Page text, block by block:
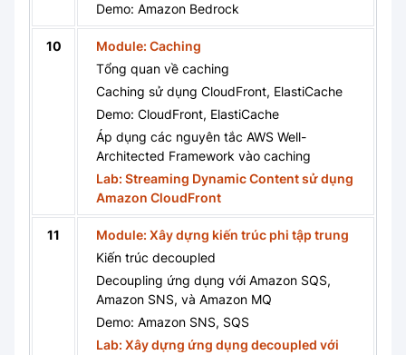
Demo: Amazon Bedrock
10
Module: Caching
Tổng quan về caching
Caching sử dụng CloudFront, ElastiCache
Demo: CloudFront, ElastiCache
Áp dụng các nguyên tắc AWS Well-
Architected Framework vào caching
Lab: Streaming Dynamic Content sử dụng
Amazon CloudFront
11
Module: Xây dựng kiến trúc phi tập trung
Kiến trúc decoupled
Decoupling ứng dụng với Amazon SQS,
Amazon SNS, và Amazon MQ
Demo: Amazon SNS, SQS
Lab: Xây dựng ứng dụng decoupled với